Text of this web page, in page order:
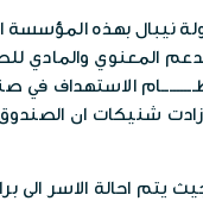
نيبال بهذه المؤسسة
استهدف 85 الف اسرة عن طريق برنامج تكافل , وفي
شنيكات ان
احالة الاسر الى